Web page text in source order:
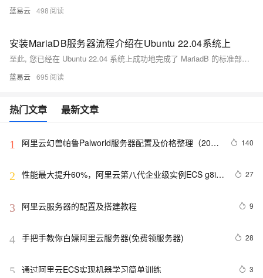
蓝易云 498
安装MariaDB服务器流程介绍在Ubuntu 22.04系统上
至此, 您已经在 Ubuntu 22.04 系统上成功地完成了 MariadB 的标准部署流程，并且对其进行基础但重要地初步配置加固工作。通过以上简洁明快且实用性强大地操作流程, 您现在拥有一个待定制与使用地强大 SQL 数据库管理系统。
蓝易云 695
热门文章 最新文章
1
阿里云幻兽帕鲁Palworld服务器配置及价格整理（2024
140
2 性能最大提升60%，阿里云第八代企业级实例ECS g8i正
27
3 阿里云服务器的配置及搭建教程 9
4 手把手教你白嫖阿里云服务器(免费领服务器) 28
5 通过阿里云ECS实现机器学习简单训练 3